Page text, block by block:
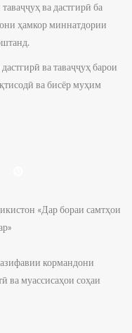
ва дастгирӣ ба
ҳамкор миннатдории
ва таваҷҷуҳ барои
ва бисёр муҳим
«Дар бораи самтҳои
кормандони
ва муассисаҳои соҳаи